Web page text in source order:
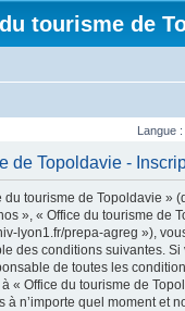
tourisme de
Langue :
de Topoldavie -
du tourisme de Topoldavie »
», « Office du tourisme de
lyon1.fr/prepa-agreg »),
des conditions suivantes. Si
de toutes les
« Office du tourisme de
à n’importe quel moment et